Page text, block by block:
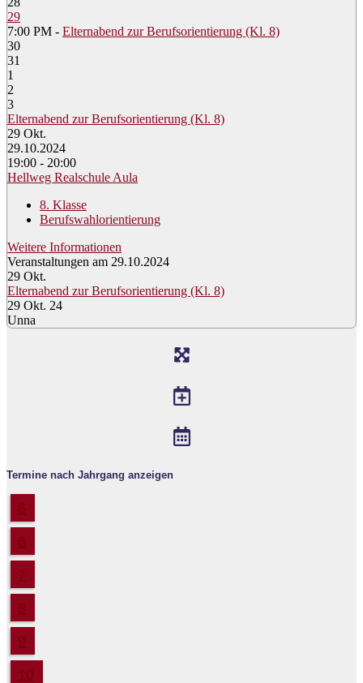
29
7:00 PM - Elternabend zur Berufsorientierung (Kl. 8)
30
31
1
2
3
Elternabend zur Berufsorientierung (Kl. 8)
29 Okt.
29.10.2024
19:00 - 20:00
Hellweg Realschule Aula
8. Klasse
Berufswahlorientierung
Weitere Informationen
Veranstaltungen am 29.10.2024
29 Okt.
Elternabend zur Berufsorientierung (Kl. 8)
29 Okt. 24
Unna
Termine nach Jahrgang anzeigen
5
6
7
8
9
10